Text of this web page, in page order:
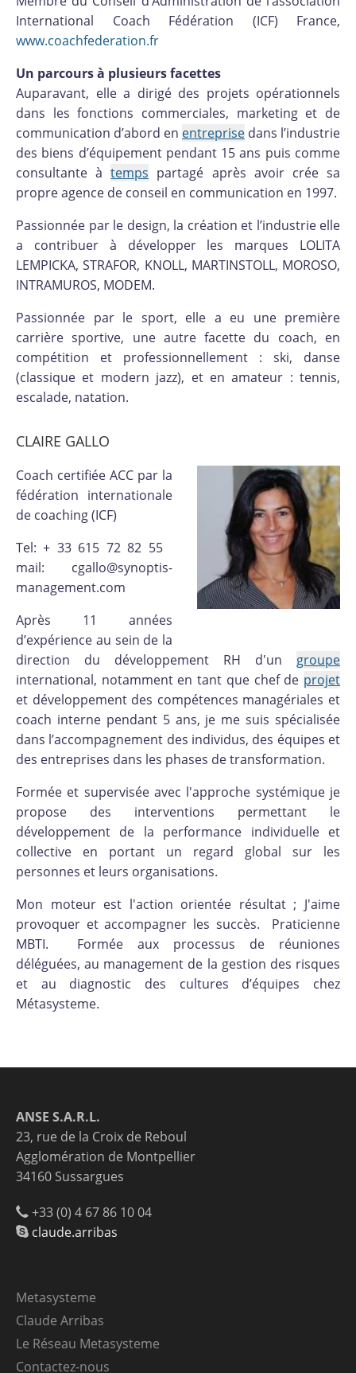
International Coach Fédération (ICF) France,
www.coachfederation.fr
Un parcours à plusieurs facettes
Auparavant, elle a dirigé des projets opérationnels
dans les fonctions commerciales, marketing et de
communication d’abord en entreprise dans l’industrie
des biens d’équipement pendant 15 ans puis comme
consultante àtemps partagé après avoir crée sa
propre agence de conseil en communication en 1997.
Passionnée par le design, la création et l’industrie elle
a contribuer à développer les marques LOLITA
LEMPICKA, STRAFOR, KNOLL, MARTINSTOLL, MOROSO,
INTRAMUROS, MODEM.
Passionnée par le sport, elle a eu une première
carrière sportive, une autre facette du coach, en
compétition et professionnellement : ski, danse
(classique et modern jazz), et en amateur : tennis,
escalade, natation.
CLAIRE GALLO
Coach certifiée ACC par la
fédération internationale
de coaching (ICF)
Tel: + 33 615 72 82 55
mail: cgallo@synoptis-
management.com
Après 11 années
d’expérience au sein de la
direction du développement RH d'un groupe
international, notamment en tant que chef de projet
et développement des compétences managériales et
coach interne pendant 5 ans, je me suis spécialisée
dans l’accompagnement des individus, des équipes et
des entreprises dans les phases de transformation.
Formée et supervisée avec l'approche systémique je
propose des interventions permettant le
développement de la performance individuelle et
collective en portant un regard global sur les
personnes et leurs organisations.
Mon moteur est l'action orientée résultat ; J'aime
provoquer et accompagner les succès. Praticienne
MBTI. Formée aux processus de réuniones
déléguées, au management de la gestion des risques
et au diagnostic des cultures d’équipes chez
Métasysteme.
ANSE S.A.R.L.
23, rue de la Croix de Reboul
Agglomération de Montpellier
34160 Sussargues
+33 (0) 4 67 86 10 04
claude.arribas
Metasysteme
Claude Arribas
Le Réseau Metasysteme
Contactez-nous